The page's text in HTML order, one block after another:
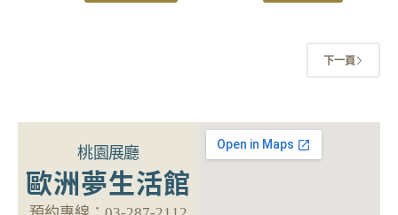
下一頁
桃園展廳
歐洲夢生活館